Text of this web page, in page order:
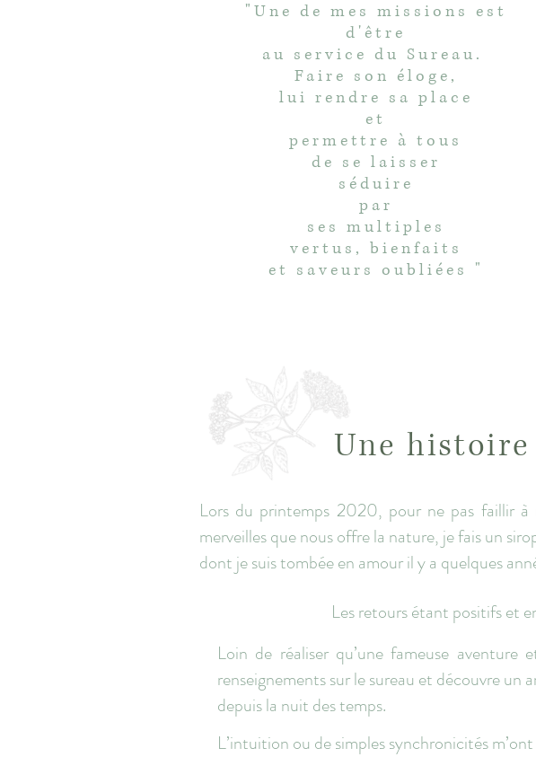
"Une de mes missions est
d'être
au service du Sureau.
Faire son éloge,
lui rendre sa place
et
permettre à tous
de se laisser
séduire
par
ses multiples
vertus, bienfaits
et saveurs oubliées "
Une
Lors du printemps 2020, pour ne pas faillir
merveilles que nous offre la nature, je fais un
dont je suis tombée en amour il y a quelques
Les retours étant positifs et
Loin de réaliser qu’une fameuse
renseignements sur le sureau et découvre un
depuis la nuit des temps.
L’intuition ou de simples synchronicités